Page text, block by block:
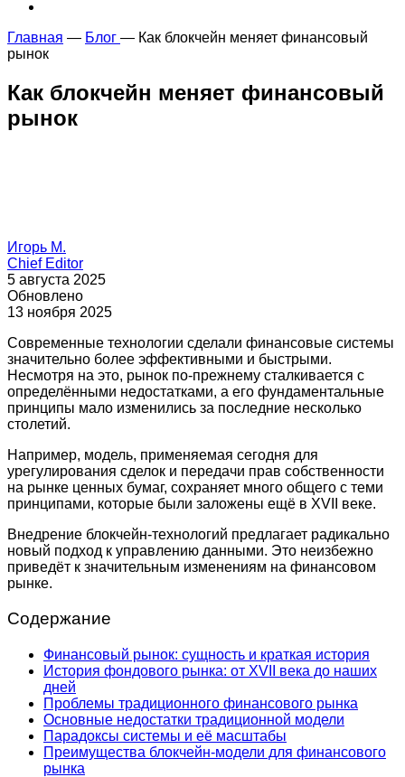
Главная — Блог — Как блокчейн меняет финансовый
рынок
Как блокчейн меняет финансовый
рынок
Игорь М.
Chief Editor
5 августа 2025
Обновлено
13 ноября 2025
Современные технологии сделали финансовые системы
значительно более эффективными и быстрыми.
Несмотря на это, рынок по-прежнему сталкивается с
определёнными недостатками, а его фундаментальные
принципы мало изменились за последние несколько
столетий.
Например, модель, применяемая сегодня для
урегулирования сделок и передачи прав собственности
на рынке ценных бумаг, сохраняет много общего с теми
принципами, которые были заложены ещё в XVII веке.
Внедрение блокчейн-технологий предлагает радикально
новый подход к управлению данными. Это неизбежно
приведёт к значительным изменениям на финансовом
рынке.
Содержание
Финансовый рынок: сущность и краткая история
История фондового рынка: от XVII века до наших
дней
Проблемы традиционного финансового рынка
Основные недостатки традиционной модели
Парадоксы системы и её масштабы
Преимущества блокчейн-модели для финансового
рынка